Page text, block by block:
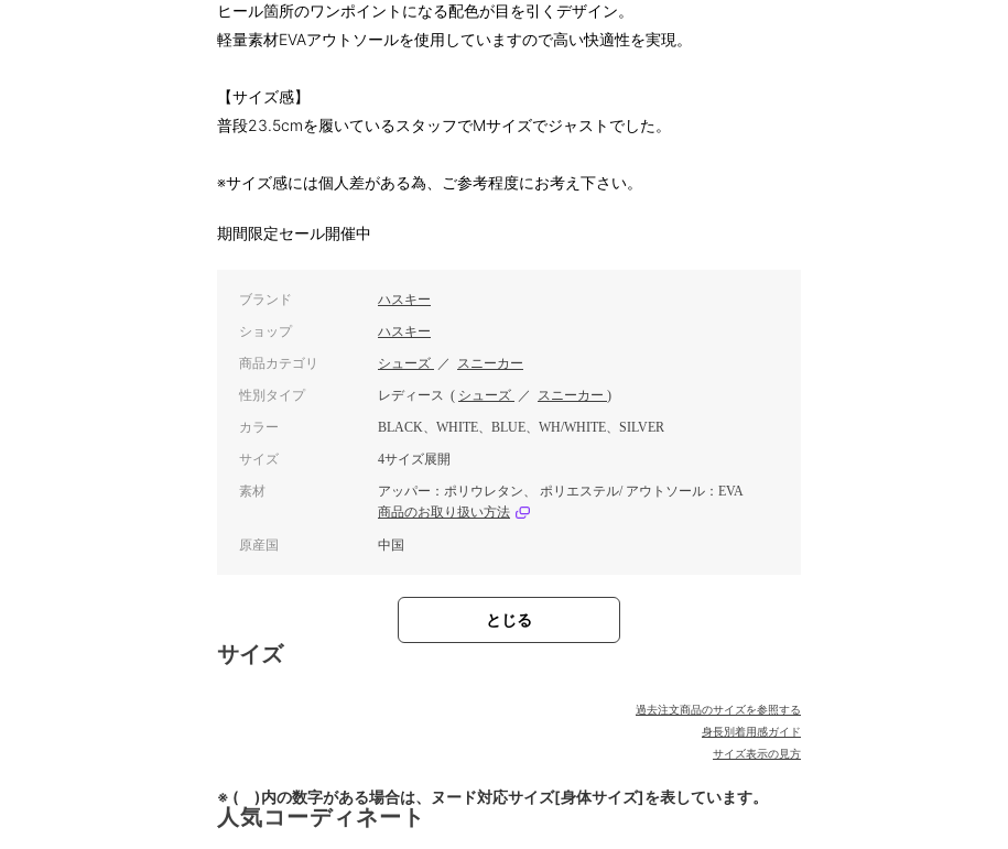
ヒール箇所のワンポイントになる配色が目を引くデザイン。
軽量素材EVAアウトソールを使用していますので高い快適性を実現。
【サイズ感】
普段23.5cmを履いているスタッフでMサイズでジャストでした。
※サイズ感には個人差がある為、ご参考程度にお考え下さい。
期間限定セール開催中
ブランド ハスキー
ショップ ハスキー
商品カテゴリ シューズ ／ スニーカー
性別タイプ レディース ( シューズ ／ スニーカー )
カラー BLACK、WHITE、BLUE、WH/WHITE、SILVER
サイズ 4サイズ展開
素材
アッパー：ポリウレタン、 ポリエステル/ アウトソール：EVA
商品のお取り扱い方法
原産国 中国
とじる
サイズ
過去注文商品のサイズを参照する
身長別着用感ガイド
サイズ表示の見方
※ ( )内の数字がある場合は、ヌード対応サイズ[身体サイズ]を表しています。
人気コーディネート